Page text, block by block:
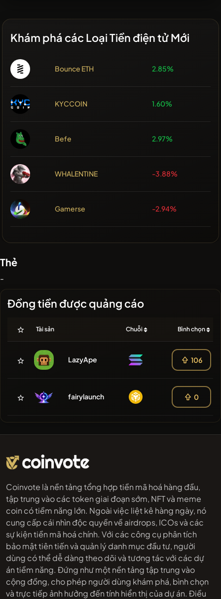
Khám phá các Loại Tiền điện tử Mới
Bounce ETH 2.85%
KYCCOIN 1.60%
Befe 2.97%
WHALENTINE -3.88%
Gamerse -2.94%
Thẻ
-
Đồng tiền được quảng cáo
Tài sản Chuỗi Bình chọn
LazyApe 106
fairylaunch 0
Coinvote là nền tảng tổng hợp tiền mã hoá hàng đầu,
tập trung vào các token giai đoạn sớm, NFT và meme
coin có tiềm năng lớn. Ngoài việc liệt kê hàng ngày, nó
cung cấp cái nhìn độc quyền về airdrops, ICOs và các
sự kiện tiền mã hoá chính. Với các công cụ phân tích
bảo mật tiên tiến và quản lý danh mục đầu tư, người
dùng có thể dễ dàng theo dõi và tương tác với các dự
án tiềm năng. Đứng như một nền tảng tập trung vào
cộng đồng, cho phép người dùng khám phá, bình chọn
và trực tiếp ảnh hưởng đến tính hiển thị của dự án. Điều